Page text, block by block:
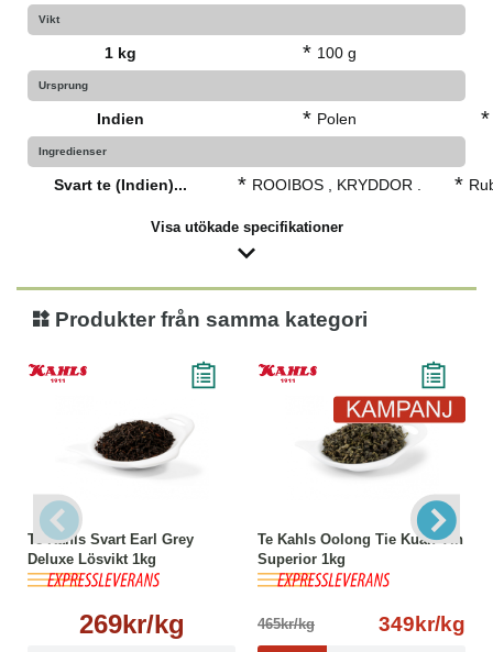
Vikt
1 kg * 100 g
Ursprung
Indien * Polen *
Ingredienser
Svart te (Indien)... * ROOIBOS , KRYDDOR . *
Visa utökade specifikationer
Produkter från samma kategori
Te Kahls Svart Earl Grey
Deluxe Lösvikt 1kg
269kr/kg
Te Kahls Oolong Tie Kuan Yin
Superior 1kg
465kr/kg 349kr/kg